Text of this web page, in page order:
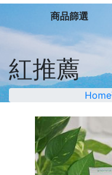
商品篩選
紅推薦
Home